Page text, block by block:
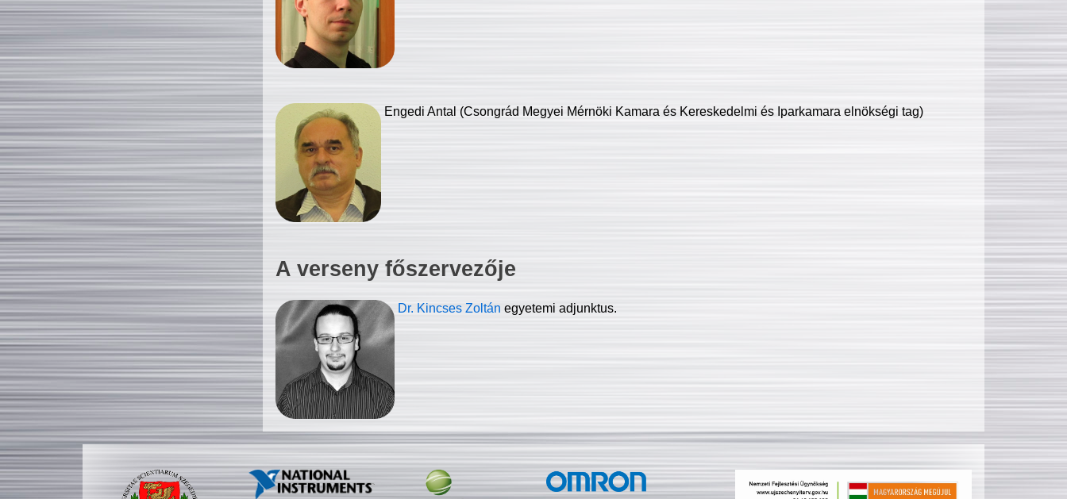
Engedi Antal (Csongrád Megyei Mérnöki Kamara és Kereskedelmi és Iparkamara elnökségi tag)
A verseny főszervezője
Dr. Kincses Zoltán egyetemi adjunktus.